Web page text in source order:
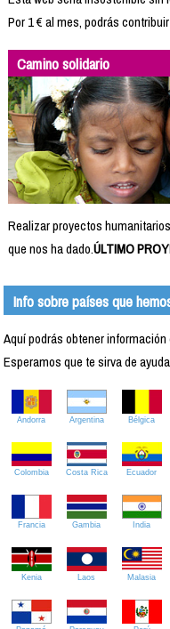
Por 1 € al mes, podrás
Camino solidario
Realizar proyectos
que nos ha dado.ÚLTIMO
Info sobre países que
Aquí podrás obtener
Esperamos que te sirva de
Andorra Argentina Bélgica
Colombia Costa Rica Ecuador
Francia Gambia India
Kenia Laos Malasia